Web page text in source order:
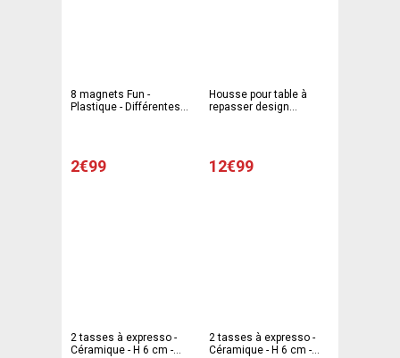
8 magnets Fun -
Plastique - Différentes
2€99
Housse pour table à
repasser design
12€99
2 tasses à expresso -
Céramique - H 6 cm -
2 tasses à expresso -
Céramique - H 6 cm -